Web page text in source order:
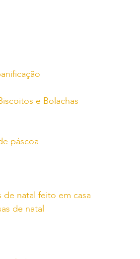
e Bolachas
páscoa
de natal feito em casa
de natal